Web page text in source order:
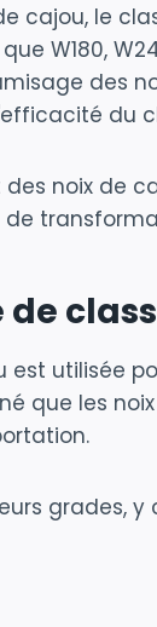
cajou, le
W180,
des
du
noix de
utilisée
que les
grades, y